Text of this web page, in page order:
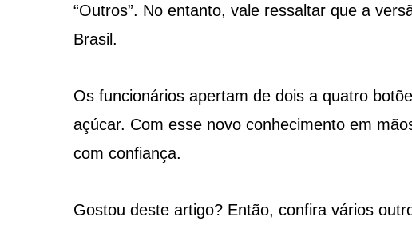
“Outros”. No entanto, vale ressaltar que a
Brasil.
Os funcionários apertam de dois a quatro
açúcar. Com esse novo conhecimento em
com confiança.
Gostou deste artigo? Então, confira vários